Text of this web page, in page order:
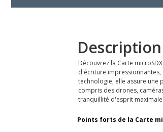
Description
Découvrez la Carte
d'écriture
technologie, elle assure une
compris des drones,
tranquillité d'esprit
Points forts de la Carte